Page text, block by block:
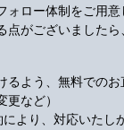
ロー体制をご用意
がございましたら
よう、無料でのお
など）
より、対応いたし